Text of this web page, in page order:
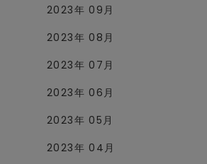
2023年 09月
2023年 08月
2023年 07月
2023年 06月
2023年 05月
2023年 04月